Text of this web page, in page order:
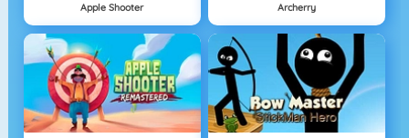
Apple Shooter Archerry